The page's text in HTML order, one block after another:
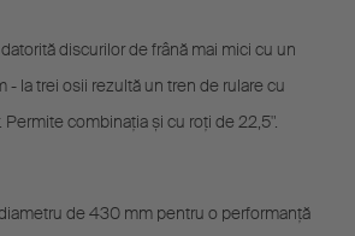
discurilor de frână mai mici cu un
- la trei osii rezultă un tren de rulare cu
Permite combinația și cu roți de 22,5".
de 430 mm pentru o performanță